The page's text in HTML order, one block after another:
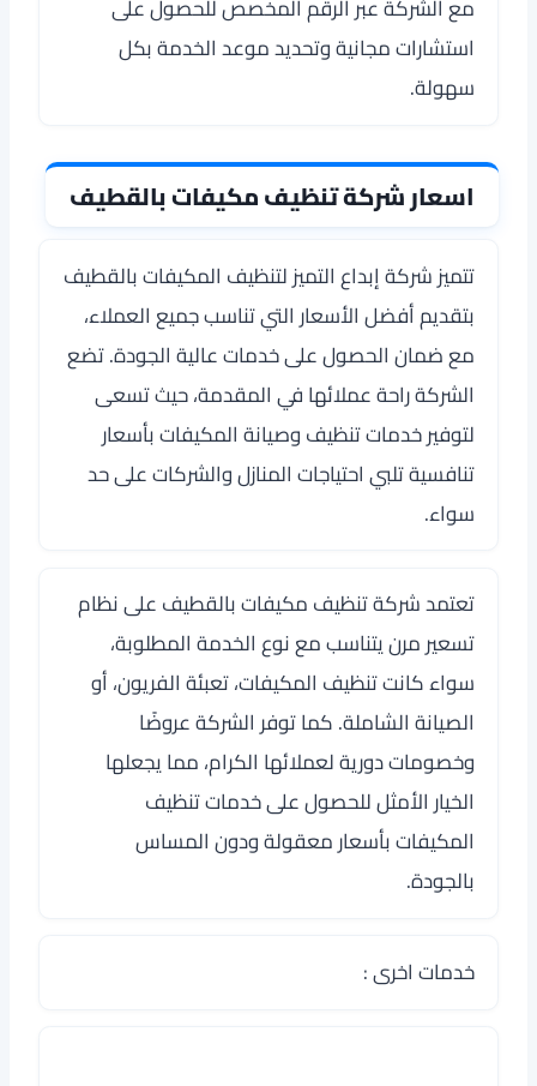
مع الشركة عبر الرقم المخصص للحصول على
استشارات مجانية وتحديد موعد الخدمة بكل
سهولة.
اسعار شركة تنظيف مكيفات بالقطيف
تتميز شركة إبداع التميز لتنظيف المكيفات بالقطيف
بتقديم أفضل الأسعار التي تناسب جميع العملاء،
مع ضمان الحصول على خدمات عالية الجودة. تضع
الشركة راحة عملائها في المقدمة، حيث تسعى
لتوفير خدمات تنظيف وصيانة المكيفات بأسعار
تنافسية تلبي احتياجات المنازل والشركات على حد
سواء.
تعتمد شركة تنظيف مكيفات بالقطيف على نظام
تسعير مرن يتناسب مع نوع الخدمة المطلوبة،
سواء كانت تنظيف المكيفات، تعبئة الفريون، أو
الصيانة الشاملة. كما توفر الشركة عروضًا
وخصومات دورية لعملائها الكرام، مما يجعلها
الخيار الأمثل للحصول على خدمات تنظيف
المكيفات بأسعار معقولة ودون المساس
بالجودة.
خدمات اخرى :